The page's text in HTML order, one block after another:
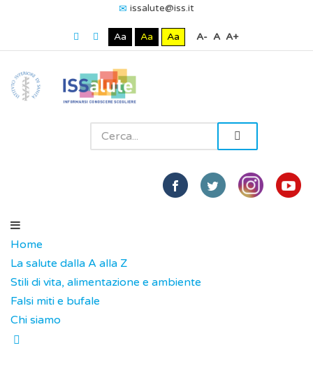
issalute@iss.it
Aa Aa Aa A- A A+
Home
La salute dalla A alla Z
Stili di vita, alimentazione e ambiente
Falsi miti e bufale
Chi siamo